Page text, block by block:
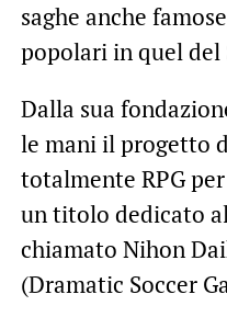
saghe anche famose
popolari in quel del
Dalla sua
le mani il progetto
totalmente RPG
un titolo dedicato
chiamato Nihon
(Dramatic Soccer